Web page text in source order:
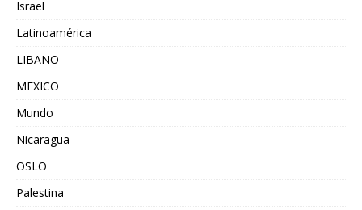
Israel
Latinoamérica
LIBANO
MEXICO
Mundo
Nicaragua
OSLO
Palestina